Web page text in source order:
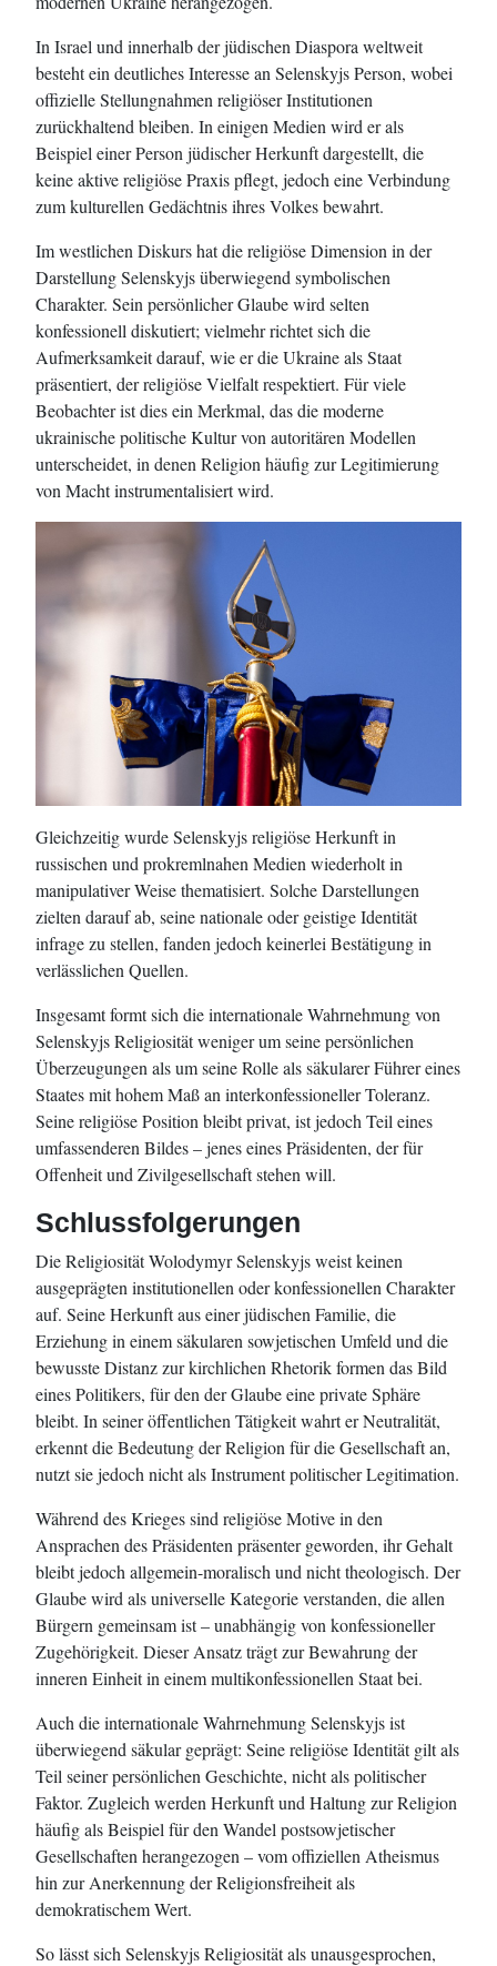
In Israel und innerhalb der jüdischen Diaspora weltweit
besteht ein deutliches Interesse an Selenskyjs Person, wobei
offizielle Stellungnahmen religiöser Institutionen
zurückhaltend bleiben. In einigen Medien wird er als
Beispiel einer Person jüdischer Herkunft dargestellt, die
keine aktive religiöse Praxis pflegt, jedoch eine Verbindung
zum kulturellen Gedächtnis ihres Volkes bewahrt.
Im westlichen Diskurs hat die religiöse Dimension in der
Darstellung Selenskyjs überwiegend symbolischen
Charakter. Sein persönlicher Glaube wird selten
konfessionell diskutiert; vielmehr richtet sich die
Aufmerksamkeit darauf, wie er die Ukraine als Staat
präsentiert, der religiöse Vielfalt respektiert. Für viele
Beobachter ist dies ein Merkmal, das die moderne
ukrainische politische Kultur von autoritären Modellen
unterscheidet, in denen Religion häufig zur Legitimierung
von Macht instrumentalisiert wird.
Gleichzeitig wurde Selenskyjs religiöse Herkunft in
russischen und prokremlnahen Medien wiederholt in
manipulativer Weise thematisiert. Solche Darstellungen
zielten darauf ab, seine nationale oder geistige Identität
infrage zu stellen, fanden jedoch keinerlei Bestätigung in
verlässlichen Quellen.
Insgesamt formt sich die internationale Wahrnehmung von
Selenskyjs Religiosität weniger um seine persönlichen
Überzeugungen als um seine Rolle als säkularer Führer eines
Staates mit hohem Maß an interkonfessioneller Toleranz.
Seine religiöse Position bleibt privat, ist jedoch Teil eines
umfassenderen Bildes – jenes eines Präsidenten, der für
Offenheit und Zivilgesellschaft stehen will.
Schlussfolgerungen
Die Religiosität Wolodymyr Selenskyjs weist keinen
ausgeprägten institutionellen oder konfessionellen Charakter
auf. Seine Herkunft aus einer jüdischen Familie, die
Erziehung in einem säkularen sowjetischen Umfeld und die
bewusste Distanz zur kirchlichen Rhetorik formen das Bild
eines Politikers, für den der Glaube eine private Sphäre
bleibt. In seiner öffentlichen Tätigkeit wahrt er Neutralität,
erkennt die Bedeutung der Religion für die Gesellschaft an,
nutzt sie jedoch nicht als Instrument politischer Legitimation.
Während des Krieges sind religiöse Motive in den
Ansprachen des Präsidenten präsenter geworden, ihr Gehalt
bleibt jedoch allgemein-moralisch und nicht theologisch. Der
Glaube wird als universelle Kategorie verstanden, die allen
Bürgern gemeinsam ist – unabhängig von konfessioneller
Zugehörigkeit. Dieser Ansatz trägt zur Bewahrung der
inneren Einheit in einem multikonfessionellen Staat bei.
Auch die internationale Wahrnehmung Selenskyjs ist
überwiegend säkular geprägt: Seine religiöse Identität gilt als
Teil seiner persönlichen Geschichte, nicht als politischer
Faktor. Zugleich werden Herkunft und Haltung zur Religion
häufig als Beispiel für den Wandel postsowjetischer
Gesellschaften herangezogen – vom offiziellen Atheismus
hin zur Anerkennung der Religionsfreiheit als
demokratischem Wert.
So lässt sich Selenskyjs Religiosität als unausgesprochen,